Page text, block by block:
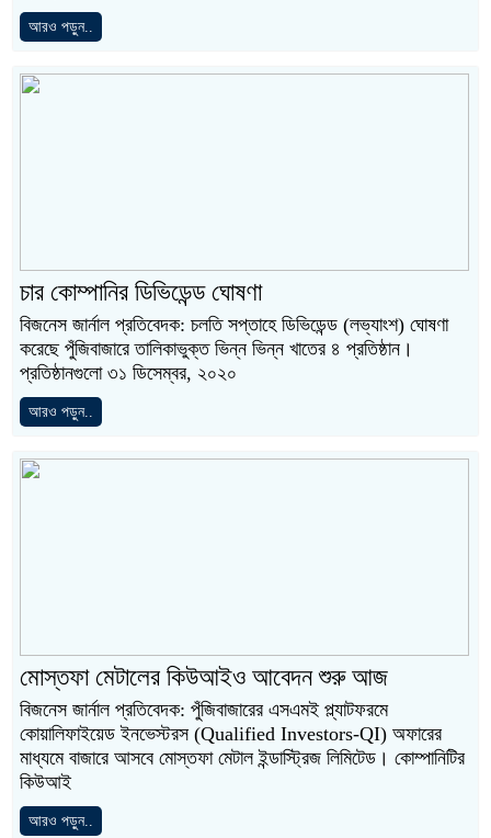
আরও পড়ুন..
চার কোম্পানির ডিভিডেন্ড ঘোষণা
বিজনেস জার্নাল প্রতিবেদক: চলতি সপ্তাহে ডিভিডেন্ড (লভ্যাংশ) ঘোষণা
করেছে পুঁজিবাজারে তালিকাভুক্ত ভিন্ন ভিন্ন খাতের ৪ প্রতিষ্ঠান।
প্রতিষ্ঠানগুলো ৩১ ডিসেম্বর, ২০২০
আরও পড়ুন..
মোস্তফা মেটালের কিউআইও আবেদন শুরু আজ
বিজনেস জার্নাল প্রতিবেদক: পুঁজিবাজারের এসএমই প্ল্যাটফরমে
কোয়ালিফাইয়েড ইনভেস্টরস (Qualified Investors-QI) অফারের
মাধ্যমে বাজারে আসবে মোস্তফা মেটাল ইন্ডাস্ট্রিজ লিমিটেড। কোম্পানিটির
কিউআই
আরও পড়ুন..